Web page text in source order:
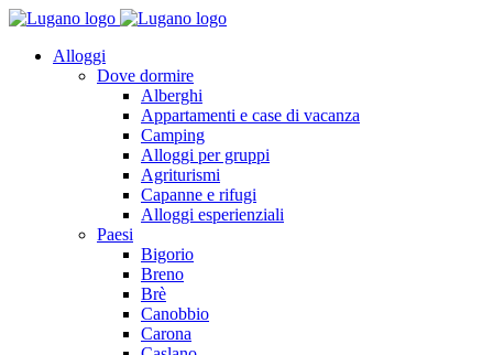
Alloggi
Dove dormire
Alberghi
Appartamenti e case di vacanza
Camping
Alloggi per gruppi
Agriturismi
Capanne e rifugi
Alloggi esperienziali
Paesi
Bigorio
Breno
Brè
Canobbio
Carona